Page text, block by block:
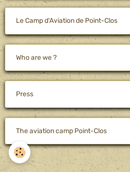
Le Camp d'Aviation de Point-Clos
Who are we ?
Press
The aviation camp Point-Clos